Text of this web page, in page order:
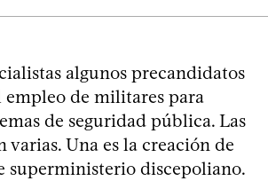
algunos precandidatos
empleo de militares para
de seguridad pública. Las
varias. Una es la creación de
superministerio discepoliano.